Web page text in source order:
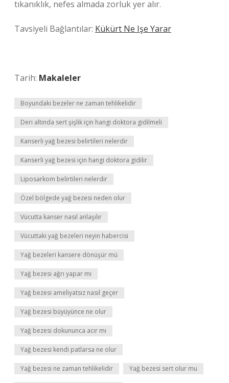
tıkanıklık, nefes almada zorluk yer alır.
Tavsiyeli Bağlantılar: Kükürt Ne Işe Yarar
Tarih: Makaleler
Boyundaki bezeler ne zaman tehlikelidir
Deri altında sert şişlik için hangi doktora gidilmeli
Kanserli yağ bezesi belirtileri nelerdir
Kanserli yağ bezesi için hangi doktora gidilir
Liposarkom belirtileri nelerdir
Özel bölgede yağ bezesi neden olur
Vücutta kanser nasıl anlaşılır
Vücuttaki yağ bezeleri neyin habercisi
Yağ bezeleri kansere dönüşür mü
Yağ bezesi ağrı yapar mı
Yağ bezesi ameliyatsız nasıl geçer
Yağ bezesi büyüyünce ne olur
Yağ bezesi dokununca acır mı
Yağ bezesi kendi patlarsa ne olur
Yağ bezesi ne zaman tehlikelidir Yağ bezesi sert olur mu